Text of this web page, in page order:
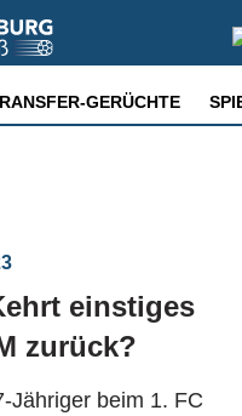
GERÜCHTE
einstiges
zurück?
Jähriger beim 1. FC